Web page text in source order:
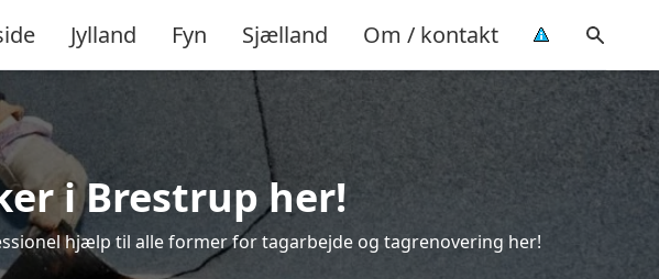
Jylland Fyn Sjælland Om / kontakt
i Brestrup her!
hjælp til alle former for tagarbejde og tagrenovering her!